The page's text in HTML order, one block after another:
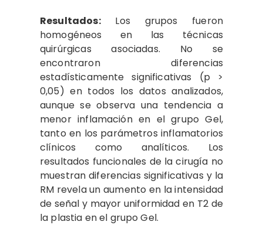
Resultados:Los grupos fueron
homogéneos en las técnicas
quirúrgicas asociadas. No se
encontraron diferencias
estadísticamente significativas (p >
0,05) en todos los datos analizados,
aunque se observa una tendencia a
menor inflamación en el grupo Gel,
tanto en los parámetros inflamatorios
clínicos como analíticos. Los
resultados funcionales de la cirugía no
muestran diferencias significativas y la
RM revela un aumento en la intensidad
de señal y mayor uniformidad en T2 de
la plastia en el grupo Gel.